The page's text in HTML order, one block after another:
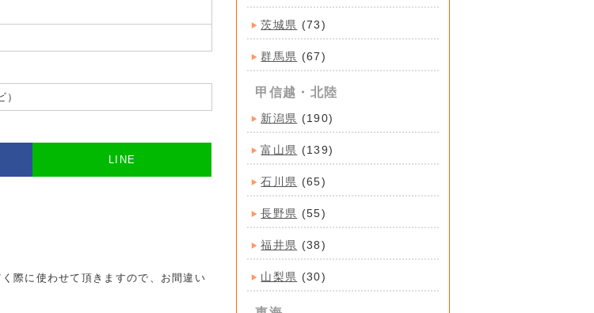
LINE
際に使わせて頂きますので、お間違い
茨城県 (73)
群馬県 (67)
甲信越・北陸
新潟県 (190)
富山県 (139)
石川県 (65)
長野県 (55)
福井県 (38)
山梨県 (30)